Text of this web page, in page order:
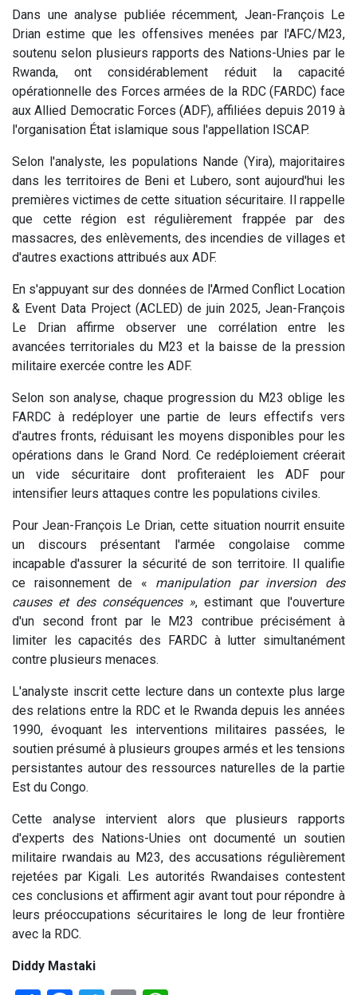
Dans une analyse publiée récemment, Jean-François Le
Drian estime que les offensives menées par l'AFC/M23,
soutenu selon plusieurs rapports des Nations-Unies par le
Rwanda, ont considérablement réduit la capacité
opérationnelle des Forces armées de la RDC (FARDC) face
aux Allied Democratic Forces (ADF), affiliées depuis 2019 à
l'organisation État islamique sous l'appellation ISCAP.
Selon l'analyste, les populations Nande (Yira), majoritaires
dans les territoires de Beni et Lubero, sont aujourd'hui les
premières victimes de cette situation sécuritaire. Il rappelle
que cette région est régulièrement frappée par des
massacres, des enlèvements, des incendies de villages et
d'autres exactions attribués aux ADF.
En s'appuyant sur des données de l'Armed Conflict Location
& Event Data Project (ACLED) de juin 2025, Jean-François
Le Drian affirme observer une corrélation entre les
avancées territoriales du M23 et la baisse de la pression
militaire exercée contre les ADF.
Selon son analyse, chaque progression du M23 oblige les
FARDC à redéployer une partie de leurs effectifs vers
d'autres fronts, réduisant les moyens disponibles pour les
opérations dans le Grand Nord. Ce redéploiement créerait
un vide sécuritaire dont profiteraient les ADF pour
intensifier leurs attaques contre les populations civiles.
Pour Jean-François Le Drian, cette situation nourrit ensuite
un discours présentant l'armée congolaise comme
incapable d'assurer la sécurité de son territoire. Il qualifie
ce raisonnement de « manipulation par inversion des
causes et des conséquences », estimant que l'ouverture
d'un second front par le M23 contribue précisément à
limiter les capacités des FARDC à lutter simultanément
contre plusieurs menaces.
L'analyste inscrit cette lecture dans un contexte plus large
des relations entre la RDC et le Rwanda depuis les années
1990, évoquant les interventions militaires passées, le
soutien présumé à plusieurs groupes armés et les tensions
persistantes autour des ressources naturelles de la partie
Est du Congo.
Cette analyse intervient alors que plusieurs rapports
d'experts des Nations-Unies ont documenté un soutien
militaire rwandais au M23, des accusations régulièrement
rejetées par Kigali. Les autorités Rwandaises contestent
ces conclusions et affirment agir avant tout pour répondre à
leurs préoccupations sécuritaires le long de leur frontière
avec la RDC.
Diddy Mastaki